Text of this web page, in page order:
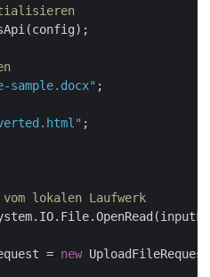
;
lokalen Laufwerk
= new